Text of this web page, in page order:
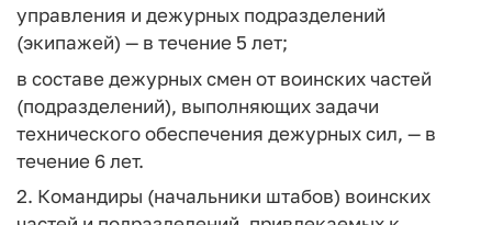
управления и дежурных подразделений
(экипажей) — в течение 5 лет;
в составе дежурных смен от воинских частей
(подразделений), выполняющих задачи
технического обеспечения дежурных сил, — в
течение 6 лет.
2. Командиры (начальники штабов) воинских